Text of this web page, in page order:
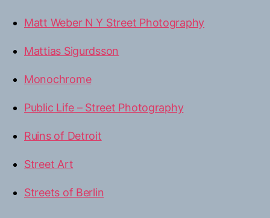
Matt Weber N Y Street Photography
Mattias Sigurdsson
Monochrome
Public Life – Street Photography
Ruins of Detroit
Street Art
Streets of Berlin